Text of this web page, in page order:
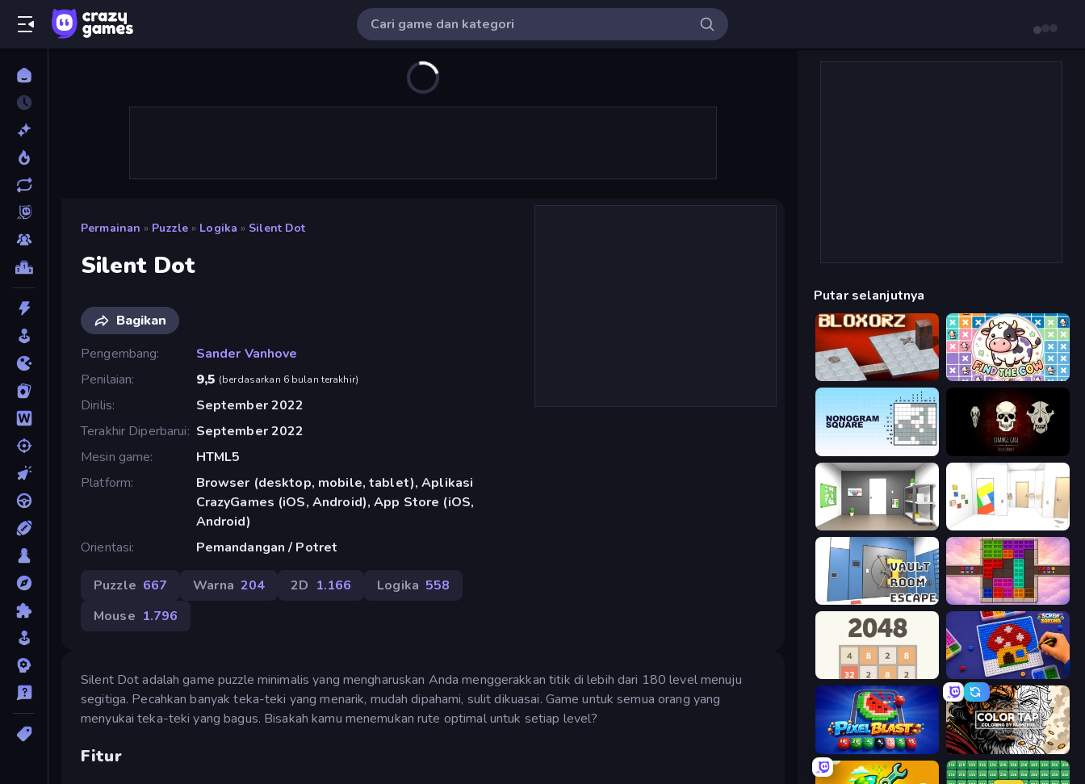
Permainan » Puzzle » Logika » Silent Dot
Silent Dot
Bagikan
Pengembang
Sander Vanhove
Penilaian
9,5 (berdasarkan 6 bulan terakhir)
Dirilis
September 2022
Terakhir Diperbarui
September 2022
Mesin game
HTML5
Platform
Browser (desktop, mobile, tablet), Aplikasi
CrazyGames (iOS, Android), App Store (iOS,
Android)
Orientasi
Pemandangan / Potret
Puzzle 667 Warna 204 2D 1.166 Logika 558
Mouse 1.796
Silent Dot adalah game puzzle minimalis yang mengharuskan Anda menggerakkan titik di lebih dari 180 level menuju
segitiga. Pecahkan banyak teka-teki yang menarik, mudah dipahami, sulit dikuasai. Game untuk semua orang yang
menyukai teka-teki yang bagus. Bisakah kamu menemukan rute optimal untuk setiap level?
Fitur
Putar selanjutnya
Bloxorz Find The Cow
Paint Room Escape Mirror Room Escape
Vault Room Escape Color Cube Puzzle
2048 Screw Sorting
Pixel Blast Color Tap: Coloring by Numbers